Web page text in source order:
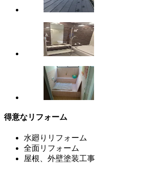
得意なリフォーム
水廻りリフォーム
全面リフォーム
屋根、外壁塗装工事